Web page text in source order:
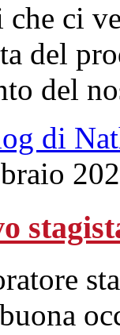
ci
del
del
di